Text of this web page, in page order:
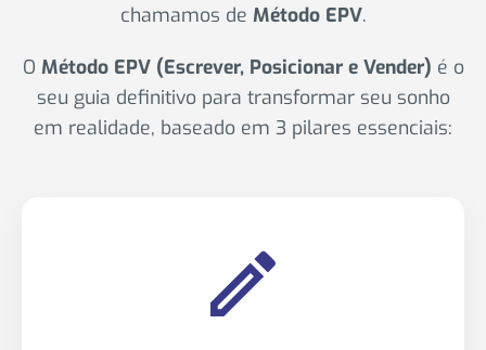
chamamos de Método EPV.
O Método EPV (Escrever, Posicionar e Vender) é o
seu guia definitivo para transformar seu sonho
em realidade, baseado em 3 pilares essenciais: